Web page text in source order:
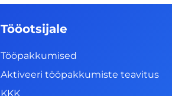
Tööotsijale
Tööpakkumised
Aktiveeri tööpakkumiste teavitus
KKK